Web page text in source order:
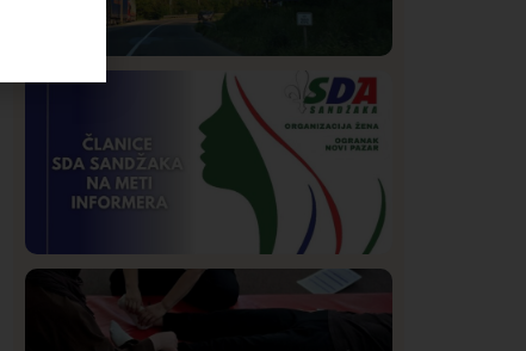
Požar od Magliča do Ušća, brda u
plamenu – vatrogasci na terenu
Politika 170
Organizacija žena SDA Sandžaka osudila
tekst Informera o Anisi Fetahović i Adeli